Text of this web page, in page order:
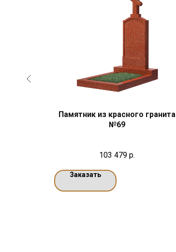
Памятник из красного гранита
№69
103 479 р.
Заказать